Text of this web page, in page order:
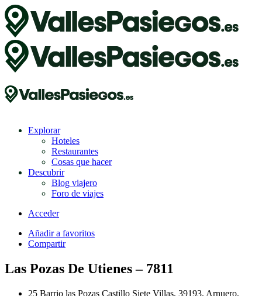
Explorar
Hoteles
Restaurantes
Cosas que hacer
Descubrir
Blog viajero
Foro de viajes
Acceder
Añadir a favoritos
Compartir
Las Pozas De Utienes – 7811
25 Barrio las Pozas Castillo Siete Villas, 39193, Arnuero,